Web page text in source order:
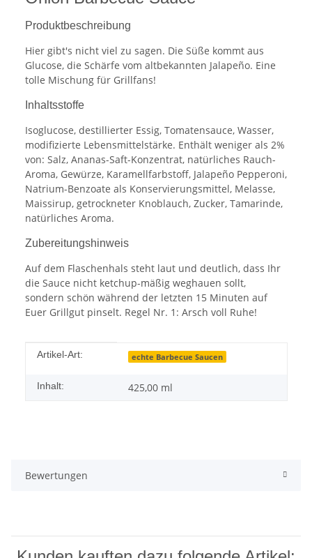
Produktbeschreibung
Hier gibt's nicht viel zu sagen. Die Süße kommt aus
Glucose, die Schärfe vom altbekannten Jalapeño. Eine
tolle Mischung für Grillfans!
Inhaltsstoffe
Isoglucose, destillierter Essig, Tomatensauce, Wasser,
modifizierte Lebensmittelstärke. Enthält weniger als 2%
von: Salz, Ananas-Saft-Konzentrat, natürliches Rauch-
Aroma, Gewürze, Karamellfarbstoff, Jalapeño Pepperoni,
Natrium-Benzoate als Konservierungsmittel, Melasse,
Maissirup, getrockneter Knoblauch, Zucker, Tamarinde,
natürliches Aroma.
Zubereitungshinweis
Auf dem Flaschenhals steht laut und deutlich, dass Ihr
die Sauce nicht ketchup-mäßig weghauen sollt,
sondern schön während der letzten 15 Minuten auf
Euer Grillgut pinselt. Regel Nr. 1: Arsch voll Ruhe!
Produkteigenschaft
Wert
Artikel-Art: echte Barbecue Saucen
Inhalt: 425,00 ml
Bewertungen